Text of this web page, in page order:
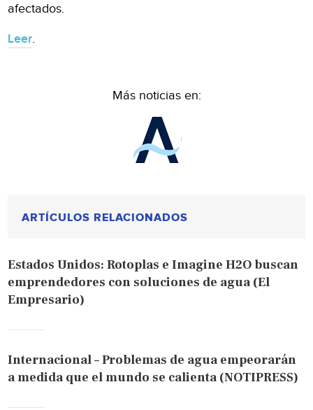
afectados.
Leer.
Más noticias en:
ARTÍCULOS RELACIONADOS
Estados Unidos: Rotoplas e Imagine H2O buscan
emprendedores con soluciones de agua (El
Empresario)
Internacional – Problemas de agua empeorarán
a medida que el mundo se calienta (NOTIPRESS)